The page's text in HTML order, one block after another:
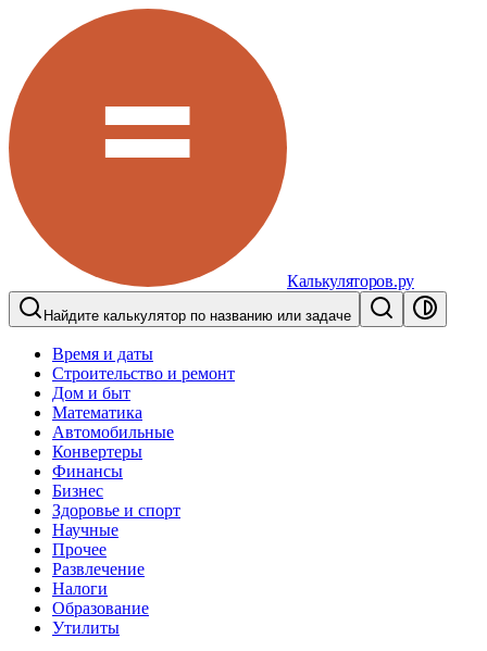
Калькуляторов.ру
Найдите калькулятор по названию или задаче
Время и даты
Строительство и ремонт
Дом и быт
Математика
Автомобильные
Конвертеры
Финансы
Бизнес
Здоровье и спорт
Научные
Прочее
Развлечение
Налоги
Образование
Утилиты